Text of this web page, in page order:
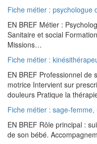
Fiche métier : psychologue
EN BREF Métier :
Sanitaire et social
Missions…
Fiche métier :
EN BREF Professionnel de
motrice Intervient sur
douleurs Pratique la
Fiche métier : sage-
EN BREF Rôle principal :
de son bébé.